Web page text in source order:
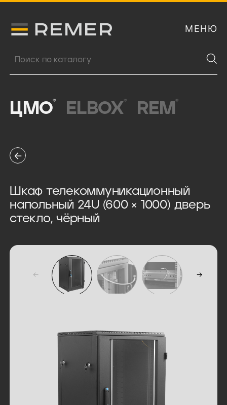
Логитип компании Remer МЕНЮ
Поиск продукции
ЦМО® ELBOX® REM ®
Шкаф телекоммуникационный
напольный 24U (600 × 1000) дверь
стекло, чёрный